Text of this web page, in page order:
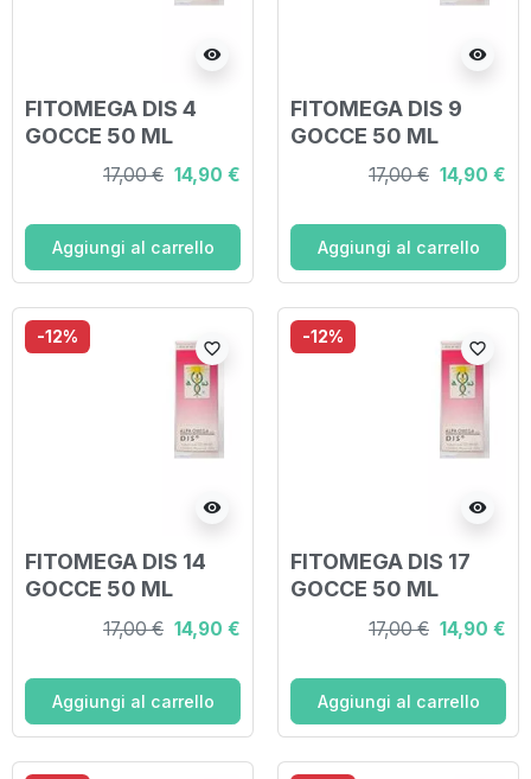
visibility
FITOMEGA DIS 4
GOCCE 50 ML
17,00 € 14,90 €
Aggiungi al carrello
visibility
FITOMEGA DIS 9
GOCCE 50 ML
17,00 € 14,90 €
Aggiungi al carrello
-12%
visibility
favorite_border
FITOMEGA DIS 14
GOCCE 50 ML
17,00 € 14,90 €
Aggiungi al carrello
-12%
visibility
favorite_border
FITOMEGA DIS 17
GOCCE 50 ML
17,00 € 14,90 €
Aggiungi al carrello